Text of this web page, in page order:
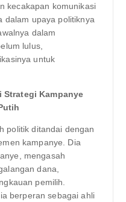
kecakapan komunikasi
dalam upaya politiknya
dalam
lulus,
untuk
Strategi Kampanye
politik ditandai dengan
kampanye. Dia
mengasah
dana,
pemilih.
berperan sebagai ahli